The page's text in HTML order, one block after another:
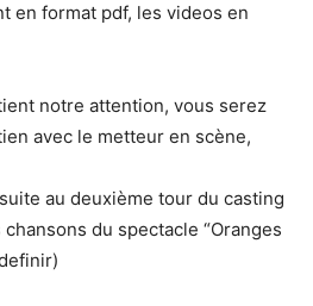
en format pdf, les videos en
notre attention, vous serez
avec le metteur en scène,
au deuxième tour du casting
du spectacle “Oranges